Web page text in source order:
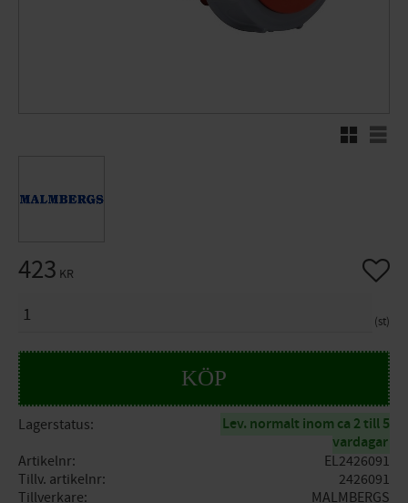
Rutnätsvy
423 KR
st
KÖP
Lägg
Lagerstatus
Lev. normalt inom ca 2 till 5
vardagar
Artikelnr
EL2426091
Tillv. artikelnr
2426091
Tillverkare
MALMBERGS